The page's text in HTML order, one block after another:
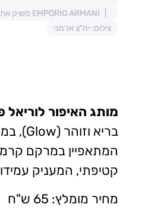
EMPORIO ARMANI משיק את POWER OF YOU
צילום: יח"צ ארמני
מותג האיפור
המתאפיין במרקם
קטיפתי, המעניק
מחיר מומלץ: 65 ש"ח